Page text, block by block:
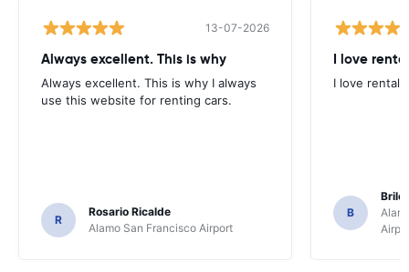
13-07-2026
Always excellent. This is why
Always excellent. This is why I always
use this website for renting cars.
R
Rosario Ricalde
Alamo San Francisco Airport
I love
I love rental
B